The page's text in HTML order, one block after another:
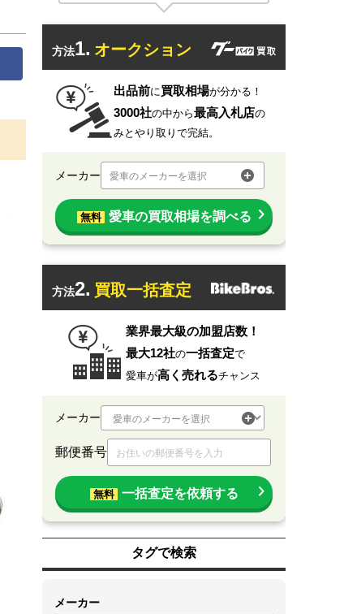
方法1. オークション
出品前に買取相場が分かる！
3000社の中から最高入札店の
みとやり取りで完結。
メーカー 愛車のメーカーを選択
無料 愛車の買取相場を調べる
方法2. 買取一括査定
業界最大級の加盟店数！
最大12社の一括査定で
愛車が高く売れるチャンス
メーカー
郵便番号
無料 一括査定を依頼する
タグで検索
メーカー